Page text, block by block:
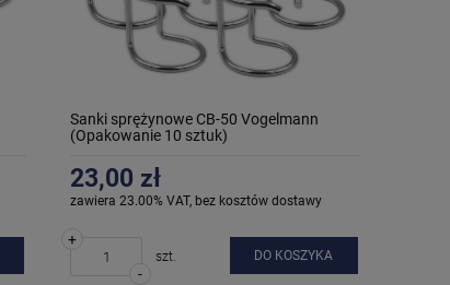
Sanki sprężynowe CB-50 Vogelmann
(Opakowanie 10 sztuk)
23,00 zł
zawiera 23.00% VAT, bez kosztów dostawy
-
+
szt. DO KOSZYKA